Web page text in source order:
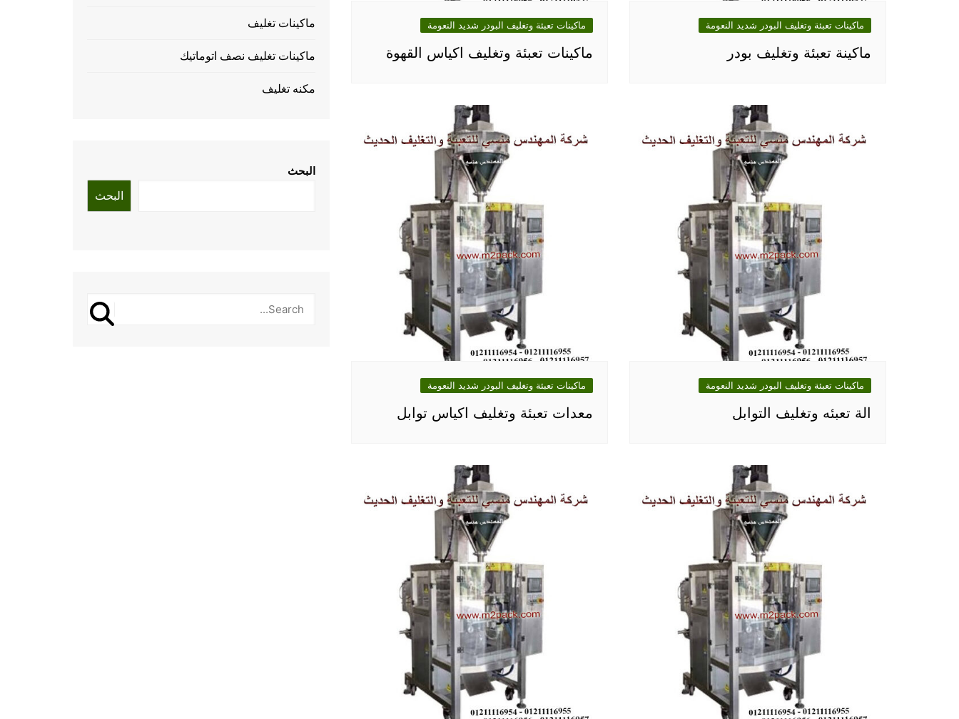
ماكينات تعبئة وتغليف البودر شديد النعومة
ماكينة تعبئة وتغليف بودر
ماكينات تعبئة وتغليف البودر شديد النعومة
ماكينات تعبئة وتغليف اكياس القهوة
ماكينات تعبئة وتغليف البودر شديد النعومة
الة تعبئه وتغليف التوابل
ماكينات تعبئة وتغليف البودر شديد النعومة
معدات تعبئة وتغليف اكياس توابل
ماكينات تغليف
ماكينات تغليف نصف اتوماتيك
مكنه تغليف
البحث
البحث